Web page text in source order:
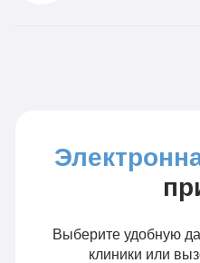
Выберите удобную
клиники или